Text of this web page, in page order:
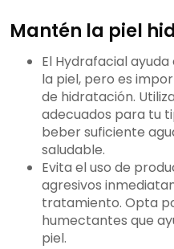
Mantén la piel
El Hydrafacial
la piel, pero es
de hidratación.
adecuados para tu
beber suficiente
saludable.
Evita el uso de
agresivos
tratamiento. Opta
humectantes que
piel.